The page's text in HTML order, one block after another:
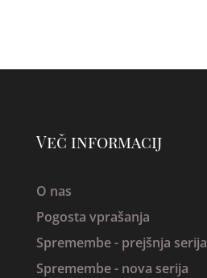
Več informacij
O nas
Pogosta vprašanja
Spremembe - prejšnja serija
Spremembe - nova serija